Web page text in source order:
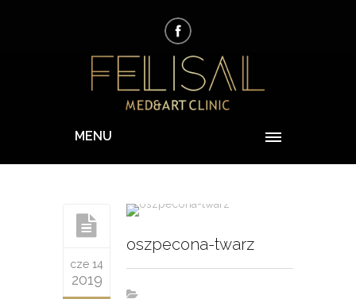
MENU
cze 14
2019
oszpecona-twarz